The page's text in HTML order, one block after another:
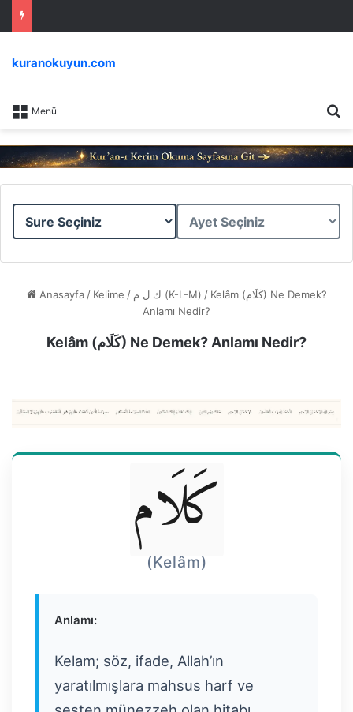
Menü
kuranokuyun.com
Sure
Ayet
Anasayfa / Kelime / ك ل م (K-L-M) / Kelâm (كَلَام) Ne Demek?
Anlamı Nedir?
Kelâm (كَلَام) Ne Demek? Anlamı Nedir?
كَلَام
(Kelâm)
Anlamı:
Kelam; söz, ifade, Allah’ın
yaratılmışlara mahsus harf ve